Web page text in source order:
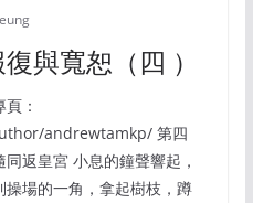
與寬恕（四 ）
：
andrewtamkp/ 第四
返皇宮 小息的鐘聲響起，
場的一角，拿起樹枝，蹲